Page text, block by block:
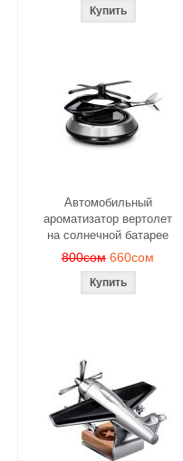
Автомобильный
ароматизатор вертолет
на солнечной батарее
800сом 660сом